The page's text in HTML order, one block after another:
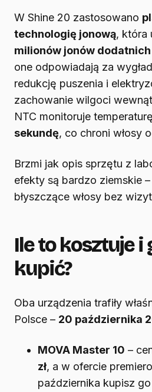
W Shine 20 zastosowano
technologię jonową, która
milionów jonów
one odpowiadają za
redukcję puszenia i
zachowanie wilgoci
NTC monitoruje temperaturę
sekundę, co chroni włosy
Brzmi jak opis sprzętu z
efekty są bardzo ziemskie
błyszczące włosy bez
Ile to kosztuje i
kupić?
Oba urządzenia trafiły
Polsce – 20 października
MOVA Master 10 –
zł, a w ofercie
października kupisz